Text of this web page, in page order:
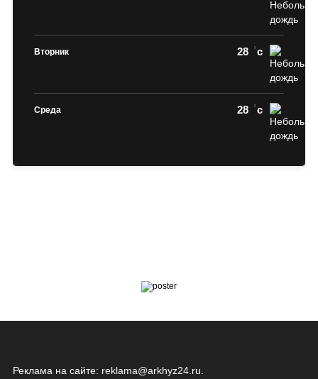
Вторник 28 c
Среда 28 c
Реклама на сайте: reklama@arkhyz24.ru